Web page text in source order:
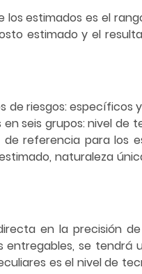
estimados es el
estimado y el
riesgos: específicos
en seis grupos: nivel
referencia para los
naturaleza
en la precisión
se tendrá
es el nivel de